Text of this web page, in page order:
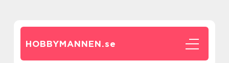
HOBBYMANNEN.se